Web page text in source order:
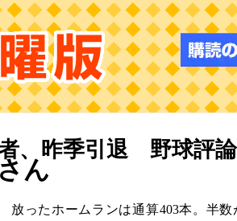
、昨季引退 野球評論
ん
放ったホームランは通算403本。半数